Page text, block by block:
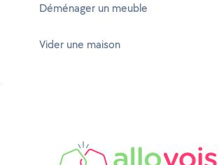
Déménager un meuble
Vider une maison